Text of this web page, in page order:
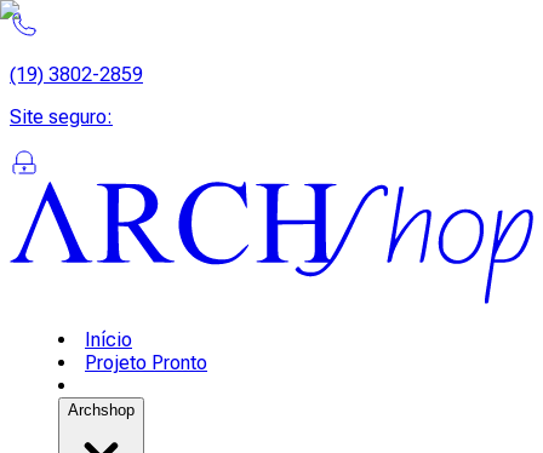
(19) 3802-2859
Site seguro:
Início
Projeto Pronto
Archshop